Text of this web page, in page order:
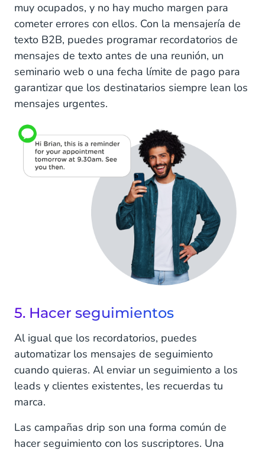
muy ocupados, y no hay mucho margen para
cometer errores con ellos. Con la mensajería de
texto B2B, puedes programar recordatorios de
mensajes de texto antes de una reunión, un
seminario web o una fecha límite de pago para
garantizar que los destinatarios siempre lean los
mensajes urgentes.
5. Hacer seguimientos
Al igual que los recordatorios, puedes
automatizar los mensajes de seguimiento
cuando quieras. Al enviar un seguimiento a los
leads y clientes existentes, les recuerdas tu
marca.
Las campañas drip son una forma común de
hacer seguimiento con los suscriptores. Una